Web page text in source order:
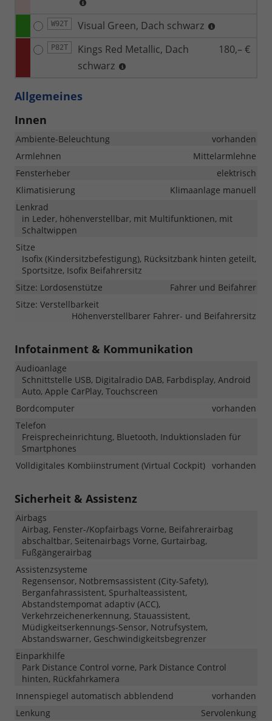
W92T Visual Green, Dach schwarz
P82T
Kings Red Metallic, Dach
schwarz
180,– €
Allgemeines
Innen
Ambiente-Beleuchtung
vorhanden
Armlehnen
Mittelarmlehne
Fensterheber
elektrisch
Klimatisierung
Klimaanlage manuell
Lenkrad
in Leder, höhenverstellbar, mit Multifunktionen, mit
Schaltwippen
Sitze
Isofix (Kindersitzbefestigung), Rücksitzbank hinten geteilt,
Sportsitze, Isofix Beifahrersitz
Sitze: Lordosenstütze
Fahrer und Beifahrer
Sitze: Verstellbarkeit
Höhenverstellbarer Fahrer- und Beifahrersitz
Infotainment & Kommunikation
Audioanlage
Schnittstelle USB, Digitalradio DAB, Farbdisplay, Android
Auto, Apple CarPlay, Touchscreen
Bordcomputer
vorhanden
Telefon
Freisprecheinrichtung, Bluetooth, Induktionsladen für
Smartphones
Volldigitales Kombiinstrument (Virtual Cockpit) vorhanden
Sicherheit & Assistenz
Airbags
Airbag, Fenster-/Kopfairbags Vorne, Beifahrerairbag
abschaltbar, Seitenairbags Vorne, Gurtairbag,
Fußgängerairbag
Assistenzsysteme
Regensensor, Notbremsassistent (City-Safety),
Berganfahrassistent, Spurhalteassistent,
Abstandstempomat adaptiv (ACC),
Verkehrzeichenerkennung, Stauassistent,
Müdigkeitserkennungs-Sensor, Notrufsystem,
Abstandswarner, Geschwindigkeitsbegrenzer
Einparkhilfe
Park Distance Control vorne, Park Distance Control
hinten, Rückfahrkamera
Innenspiegel automatisch abblendend
vorhanden
Lenkung
Servolenkung